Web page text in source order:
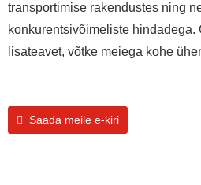
transportimise rakendustes ning
konkurentsivõimeliste hindadega.
lisateavet, võtke meiega kohe
Saada meile e-kiri